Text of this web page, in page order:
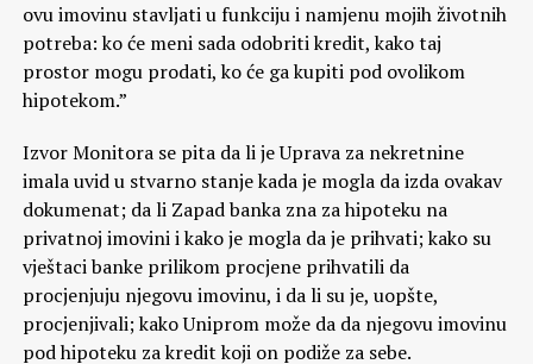
ovu imovinu stavljati u funkciju i namjenu mojih životnih
potreba: ko će meni sada odobriti kredit, kako taj
prostor mogu prodati, ko će ga kupiti pod ovolikom
hipotekom.”
Izvor Monitora se pita da li je Uprava za nekretnine
imala uvid u stvarno stanje kada je mogla da izda ovakav
dokumenat; da li Zapad banka zna za hipoteku na
privatnoj imovini i kako je mogla da je prihvati; kako su
vještaci banke prilikom procjene prihvatili da
procjenjuju njegovu imovinu, i da li su je, uopšte,
procjenjivali; kako Uniprom može da da njegovu imovinu
pod hipoteku za kredit koji on podiže za sebe.